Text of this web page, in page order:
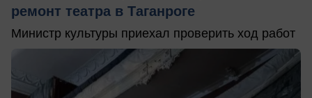
ремонт театра в Таганроге
Министр культуры приехал проверить ход работ